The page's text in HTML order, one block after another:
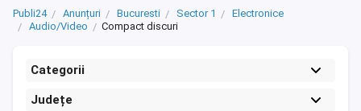
Publi24 Anunțuri Bucuresti Sector 1
Electronice
Audio/Video
Compact discuri
Categorii
Județe